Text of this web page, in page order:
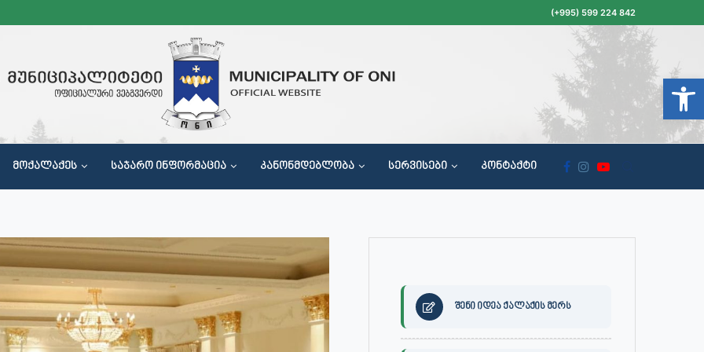
(+995) 599 224 842
ᲛᲝᲥᲐᲚᲐᲥᲔᲡ ᲡᲐᲯᲐᲠᲝ ᲘᲜᲤᲝᲠᲛᲐᲪᲘᲐ ᲙᲐᲜᲝᲜᲛᲓᲔᲑᲚᲝᲑᲐ ᲡᲔᲠᲕᲘᲡᲔᲑᲘ ᲙᲝᲜᲢᲐᲥᲢᲘ
შენი იდეა ქალაქის მერს